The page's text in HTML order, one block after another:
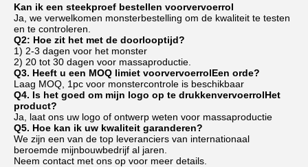
Kan ik een steekproef bestellen voorvervoerrol
Ja, we verwelkomen monsterbestelling om de kwaliteit te testen
en te controleren.
Q2: Hoe zit het met de doorlooptijd?
1) 2-3 dagen voor het monster
2) 20 tot 30 dagen voor massaproductie.
Q3. Heeft u een MOQ limiet voorvervoerrolEen orde?
Laag MOQ, 1pc voor monstercontrole is beschikbaar
Q4. Is het goed om mijn logo op te drukkenvervoerrolHet
product?
Ja, laat ons uw logo of ontwerp weten voor massaproductie
Q5. Hoe kan ik uw kwaliteit garanderen?
We zijn een van de top leveranciers van internationaal
beroemde mijnbouwbedrijf al jaren.
Neem contact met ons op voor meer details.